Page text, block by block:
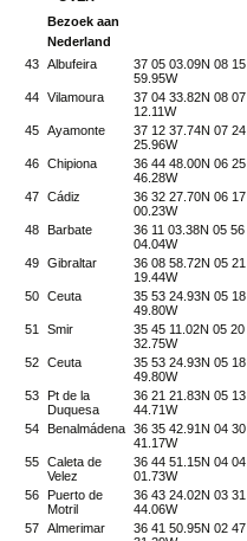
Bezoek aan
Nederland
43 Albufeira
37 05 03.09N 08 15
59.95W
44 Vilamoura
37 04 33.82N 08 07
12.11W
45 Ayamonte
37 12 37.74N 07 24
25.96W
46 Chipiona
36 44 48.00N 06 25
46.28W
47 Cádiz
36 32 27.70N 06 17
00.23W
48 Barbate
36 11 03.38N 05 56
04.04W
49 Gibraltar
36 08 58.72N 05 21
19.44W
50 Ceuta
35 53 24.93N 05 18
49.80W
51 Smir
35 45 11.02N 05 20
32.75W
52 Ceuta
35 53 24.93N 05 18
49.80W
53 Pt de la
Duquesa
36 21 21.83N 05 13
44.71W
54 Benalmádena 36 35 42.91N 04 30
41.17W
55 Caleta de
Velez
36 44 51.15N 04 04
01.73W
56 Puerto de
Motril
36 43 24.02N 03 31
44.06W
57 Almerimar
36 41 50.95N 02 47